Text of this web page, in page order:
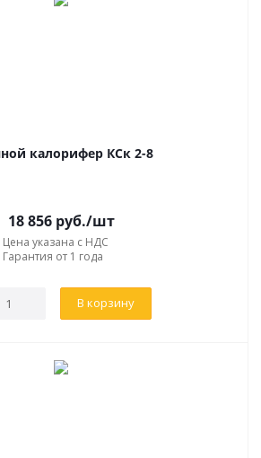
калорифер КСк 2-8
18 856руб./шт
Цена указана с НДС
Гарантия от 1 года
В корзину